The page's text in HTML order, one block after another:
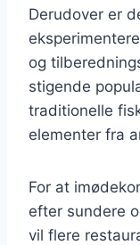
Derudover er
og
stigende
traditionelle
elementer fra
For at
efter sundere
vil flere